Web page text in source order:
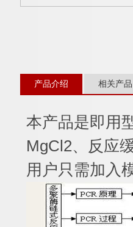
产品介绍 相关产品
本产品是即用
MgCl2、反应
用户只需加入